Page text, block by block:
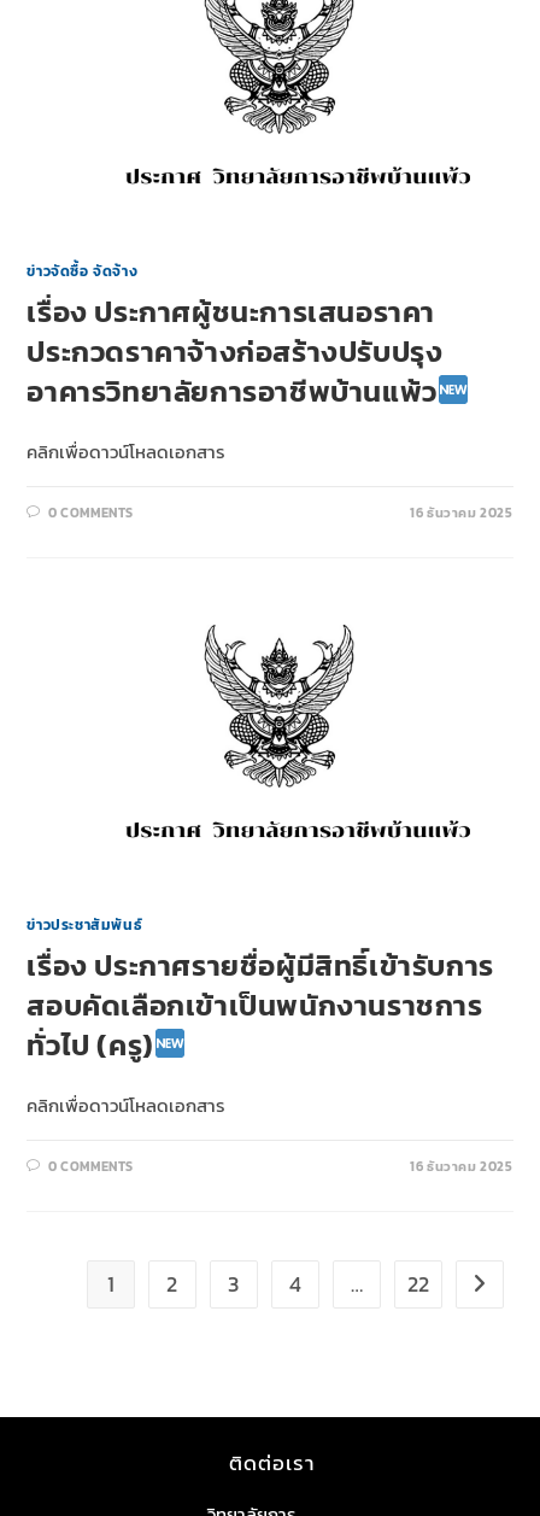
ข่าวจัดซื้อ จัดจ้าง
เรื่อง ประกาศผู้ชนะการเสนอราคา
ประกวดราคาจ้างก่อสร้างปรับปรุง
อาคารวิทยาลัยการอาชีพบ้านแพ้ว
คลิกเพื่อดาวน์โหลดเอกสาร
0 COMMENTS 16 ธันวาคม 2025
ข่าวประชาสัมพันธ์
เรื่อง ประกาศรายชื่อผู้มีสิทธิ์เข้ารับการ
สอบคัดเลือกเข้าเป็นพนักงานราชการ
ทั่วไป (ครู)
คลิกเพื่อดาวน์โหลดเอกสาร
0 COMMENTS 16 ธันวาคม 2025
1 2 3 4 … 22
ติดต่อเรา